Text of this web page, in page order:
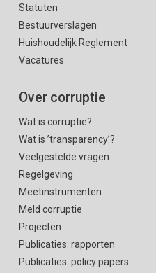
Statuten
Bestuurverslagen
Huishoudelijk Reglement
Vacatures
Over corruptie
Wat is corruptie?
Wat is ’transparency’?
Veelgestelde vragen
Regelgeving
Meetinstrumenten
Meld corruptie
Projecten
Publicaties: rapporten
Publicaties: policy papers